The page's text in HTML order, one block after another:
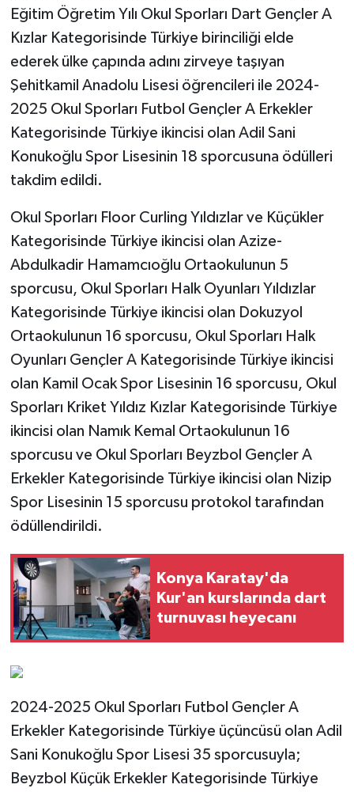
Eğitim Öğretim Yılı Okul Sporları Dart Gençler A
Kızlar Kategorisinde Türkiye birinciliği elde
ederek ülke çapında adını zirveye taşıyan
Şehitkamil Anadolu Lisesi öğrencileri ile 2024-
2025 Okul Sporları Futbol Gençler A Erkekler
Kategorisinde Türkiye ikincisi olan Adil Sani
Konukoğlu Spor Lisesinin 18 sporcusuna ödülleri
takdim edildi.
Okul Sporları Floor Curling Yıldızlar ve Küçükler
Kategorisinde Türkiye ikincisi olan Azize-
Abdulkadir Hamamcıoğlu Ortaokulunun 5
sporcusu, Okul Sporları Halk Oyunları Yıldızlar
Kategorisinde Türkiye ikincisi olan Dokuzyol
Ortaokulunun 16 sporcusu, Okul Sporları Halk
Oyunları Gençler A Kategorisinde Türkiye ikincisi
olan Kamil Ocak Spor Lisesinin 16 sporcusu, Okul
Sporları Kriket Yıldız Kızlar Kategorisinde Türkiye
ikincisi olan Namık Kemal Ortaokulunun 16
sporcusu ve Okul Sporları Beyzbol Gençler A
Erkekler Kategorisinde Türkiye ikincisi olan Nizip
Spor Lisesinin 15 sporcusu protokol tarafından
ödüllendirildi.
Konya Karatay'da
Kur'an kurslarında dart
turnuvası heyecanı
2024-2025 Okul Sporları Futbol Gençler A
Erkekler Kategorisinde Türkiye üçüncüsü olan Adil
Sani Konukoğlu Spor Lisesi 35 sporcusuyla;
Beyzbol Küçük Erkekler Kategorisinde Türkiye